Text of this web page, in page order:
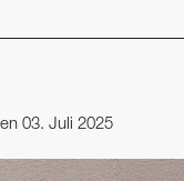
03. Juli 2025